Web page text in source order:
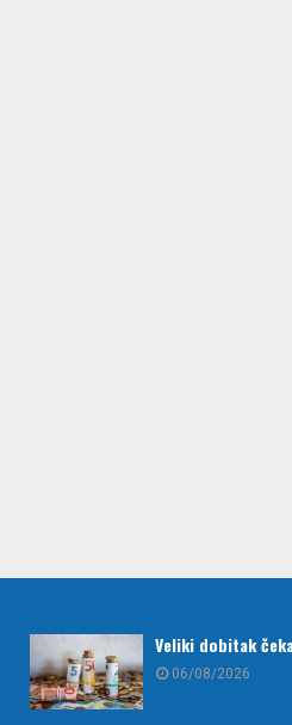
Veliki dobitak
06/08/2026